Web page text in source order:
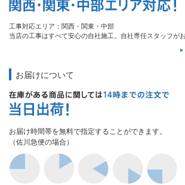
工事対応エリア：関西・関東・中部
当店の工事はすべて安心の自社施工。自社専任スタッフが
お届けについて
お届け時間帯を無料で指定することができます。
（佐川急便の場合）